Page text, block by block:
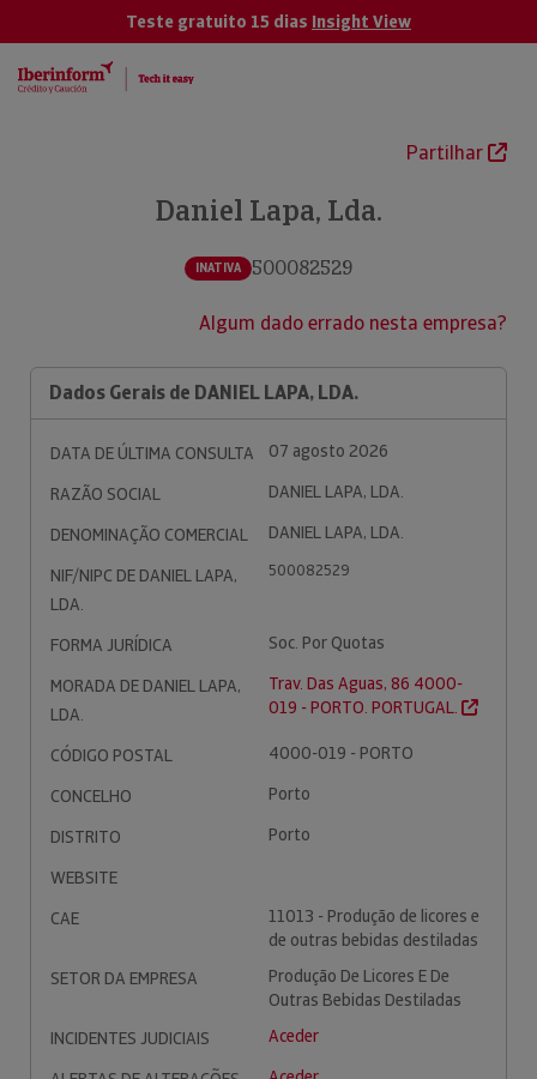
Teste gratuito 15 dias Insight View
Partilhar
Daniel Lapa, Lda.
INATIVA 500082529
Algum dado errado nesta empresa?
Dados Gerais de DANIEL LAPA, LDA.
DATA DE ÚLTIMA CONSULTA
07 agosto 2026
RAZÃO SOCIAL
DANIEL LAPA, LDA.
DENOMINAÇÃO COMERCIAL
DANIEL LAPA, LDA.
NIF/NIPC DE DANIEL LAPA,
LDA.
500082529
FORMA JURÍDICA
Soc. Por Quotas
MORADA DE DANIEL LAPA,
LDA.
Trav. Das Aguas, 86 4000-
019 - PORTO. PORTUGAL.
CÓDIGO POSTAL
4000-019 - PORTO
CONCELHO
Porto
DISTRITO
Porto
WEBSITE
CAE
11013 - Produção de licores e
de outras bebidas destiladas
SETOR DA EMPRESA
Produção De Licores E De
Outras Bebidas Destiladas
INCIDENTES JUDICIAIS
Aceder